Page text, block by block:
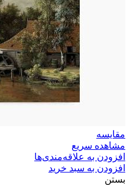
مقایسه
مشاهده سریع
افزودن به علاقه‌مندی‌ها
افزودن به سبد خرید
بستن